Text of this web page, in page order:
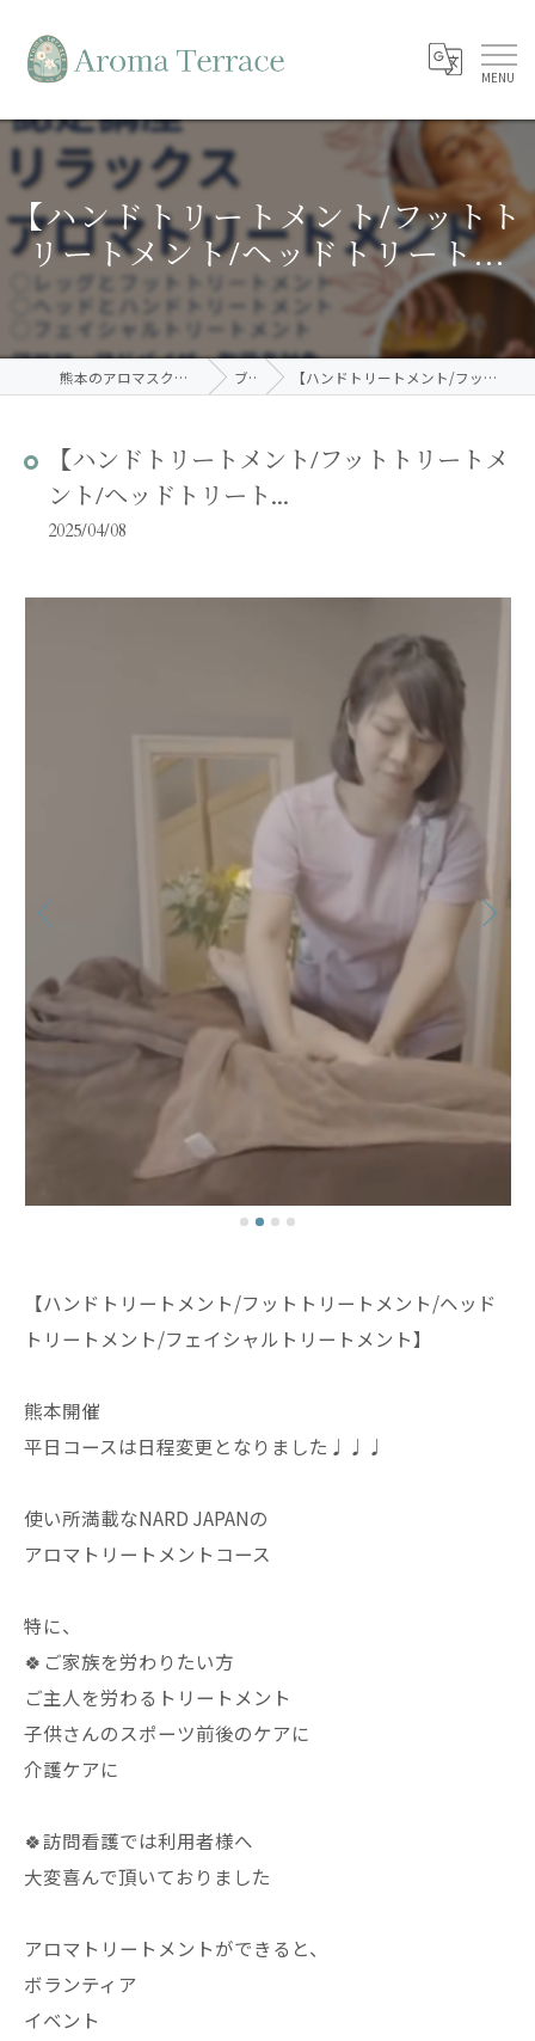
【ハンドトリートメント/フットト
リートメント/ヘッドトリート...
熊本のアロマスクールならAroma Terrace ブログ 【ハンドトリートメント/フットトリートメント/ヘッドトリート...
【ハンドトリートメント/フットトリートメ
ント/ヘッドトリート...
2025/04/08
【ハンドトリートメント/フットトリートメント/ヘッド
トリートメント/フェイシャルトリートメント】
熊本開催
平日コースは日程変更となりました♩♩♩
使い所満載なNARD JAPANの
アロマトリートメントコース
特に、
🍀ご家族を労わりたい方
ご主人を労わるトリートメント
子供さんのスポーツ前後のケアに
介護ケアに
🍀訪問看護では利用者様へ
大変喜んで頂いておりました
アロマトリートメントができると、
ボランティア
イベント